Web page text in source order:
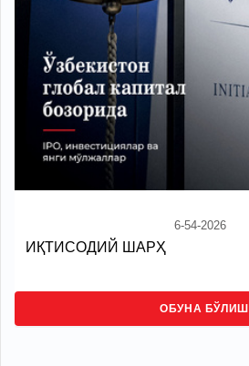
6-54-2026
ИҚТИСОДИЙ ШАРҲ
ОБУНА БЎЛИШ